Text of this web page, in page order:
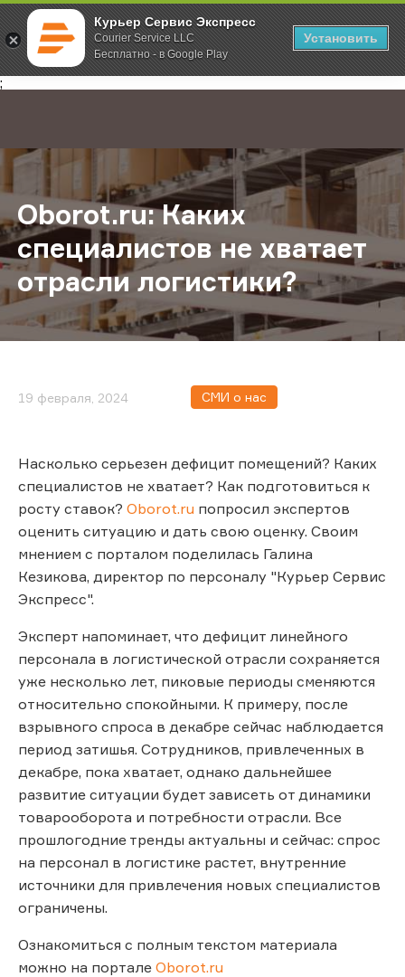
Курьер Сервис Экспресс
Courier Service LLC
Бесплатно - в Google Play
Установить
;
Главная О компании Новости Oborot.ru: Каких специалистов не
Oborot.ru: Каких
специалистов не хватает
отрасли логистики?
19 февраля, 2024 СМИ о нас
Насколько серьезен дефицит помещений? Каких
специалистов не хватает? Как подготовиться к
росту ставок? Oborot.ru попросил экспертов
оценить ситуацию и дать свою оценку. Своим
мнением с порталом поделилась Галина
Кезикова, директор по персоналу "Курьер Сервис
Экспресс".
Эксперт напоминает, что дефицит линейного
персонала в логистической отрасли сохраняется
уже несколько лет, пиковые периоды сменяются
относительно спокойными. К примеру, после
взрывного спроса в декабре сейчас наблюдается
период затишья. Сотрудников, привлеченных в
декабре, пока хватает, однако дальнейшее
развитие ситуации будет зависеть от динамики
товарооборота и потребности отрасли. Все
прошлогодние тренды актуальны и сейчас: спрос
на персонал в логистике растет, внутренние
источники для привлечения новых специалистов
ограничены.
Ознакомиться с полным текстом материала
можно на портале Oborot.ru